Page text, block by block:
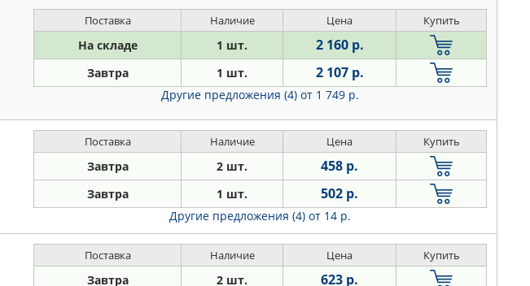
Поставка Наличие Цена Купить
На складе 1 шт. 2 160 р.
Завтра 1 шт. 2 107 р.
Другие предложения (4) от 1 749 р.
Поставка Наличие Цена Купить
Завтра 2 шт. 458 р.
Завтра 1 шт. 502 р.
Другие предложения (4) от 14 р.
Поставка Наличие Цена Купить
Завтра 2 шт. 623 р.